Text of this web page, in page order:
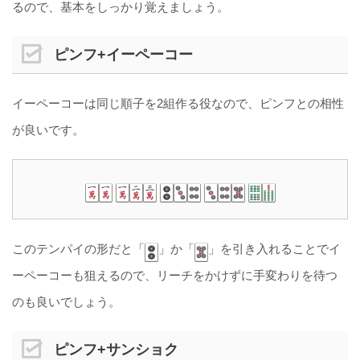
るので、基本をしっかり覚えましょう。
ピンフ+イーペーコー
イーペーコーは同じ順子を2組作る役なので、ピンフとの相性
が良いです。
このテンパイの形だと「 」か「
」を引き入れることでイ
ーペーコーも狙えるので、リーチをかけずに手変わりを待つ
のも良いでしょう。
ピンフ+サンショク